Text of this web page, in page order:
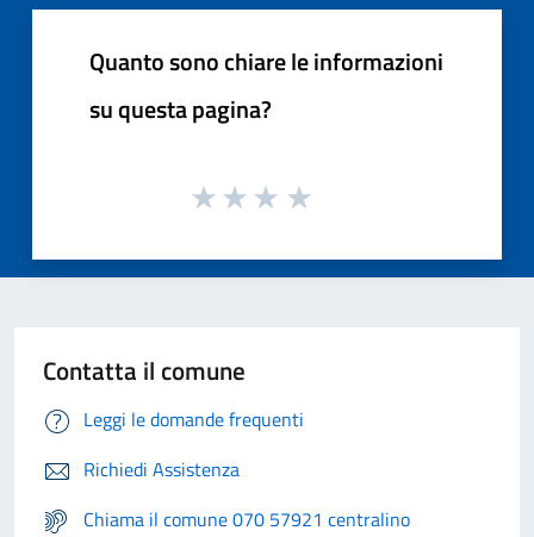
Quanto sono chiare le informazioni
su questa pagina?
Contatta il comune
Leggi le domande frequenti
Richiedi Assistenza
Chiama il comune 070 57921 centralino